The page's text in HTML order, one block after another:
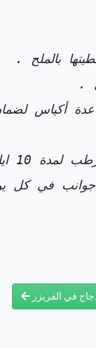
بالملح .
.
أكياس
تقريبا .
جوانب في كل
في الفريزر